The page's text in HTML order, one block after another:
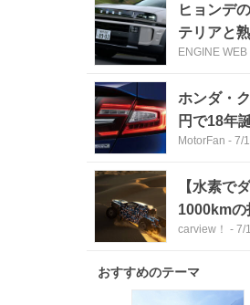
ヒョンデ
テリアと
ENGINE WEB
ホンダ・
円で18年
MotorFan - 7/
【水素で
1000kmの
carview！ - 7/
おすすめのテーマ